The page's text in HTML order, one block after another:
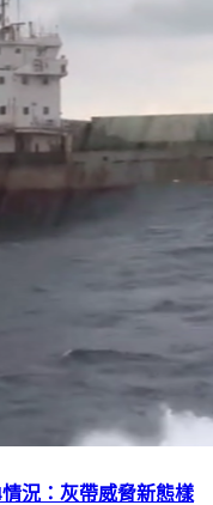
況：灰帶威脅新態樣